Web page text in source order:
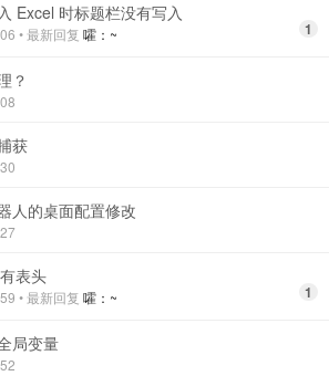
Excel 时标题栏没有写入
• 最新回复 嚯：~ 1
？
获
人的桌面配置修改
表头
• 最新回复 嚯：~ 1
局变量